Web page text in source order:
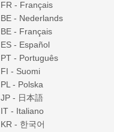
FR - Français
BE - Nederlands
BE - Français
ES - Español
PT - Português
FI - Suomi
PL - Polska
JP - 日本語
IT - Italiano
KR - 한국어